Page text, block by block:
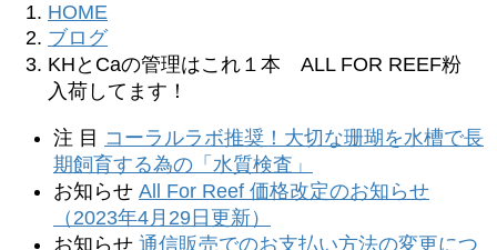
HOME
ブログ
KHとCaの管理はこれ１本 ALL FOR REEF粉
入荷してます！
注 目 コーラルラボ推奨！大切な珊瑚を水槽で長
期飼育する為の「水質検査」
お知らせ All For Reef 価格改定のお知らせ
（2023年4月29日更新）
お知らせ 通信販売でのお支払い方法の変更につ